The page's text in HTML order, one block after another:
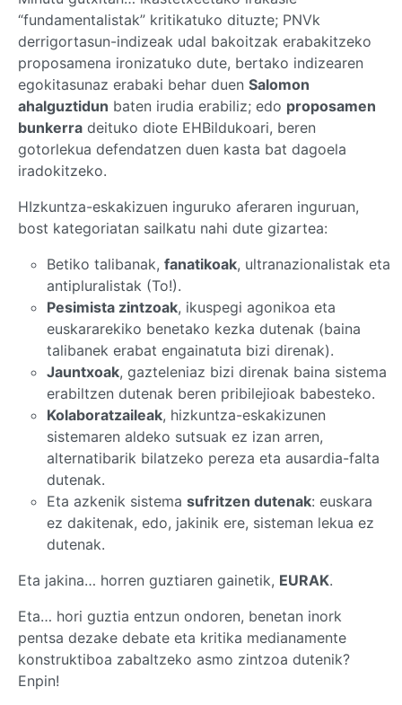
“fundamentalistak” kritikatuko dituzte; PNVk
derrigortasun-indizeak udal bakoitzak erabakitzeko
proposamena ironizatuko dute, bertako indizearen
egokitasunaz erabaki behar duen Salomon
ahalguztidun baten irudia erabiliz; edo proposamen
bunkerra deituko diote EHBildukoari, beren
gotorlekua defendatzen duen kasta bat dagoela
iradokitzeko.
HIzkuntza-eskakizuen inguruko aferaren inguruan,
bost kategoriatan sailkatu nahi dute gizartea:
Betiko talibanak, fanatikoak, ultranazionalistak eta
antipluralistak (To!).
Pesimista zintzoak, ikuspegi agonikoa eta
euskararekiko benetako kezka dutenak (baina
talibanek erabat engainatuta bizi direnak).
Jauntxoak, gazteleniaz bizi direnak baina sistema
erabiltzen dutenak beren pribilejioak babesteko.
Kolaboratzaileak, hizkuntza-eskakizunen
sistemaren aldeko sutsuak ez izan arren,
alternatibarik bilatzeko pereza eta ausardia-falta
dutenak.
Eta azkenik sistema sufritzen dutenak: euskara
ez dakitenak, edo, jakinik ere, sisteman lekua ez
dutenak.
Eta jakina… horren guztiaren gainetik, EURAK.
Eta… hori guztia entzun ondoren, benetan inork
pentsa dezake debate eta kritika medianamente
konstruktiboa zabaltzeko asmo zintzoa dutenik?
Enpin!